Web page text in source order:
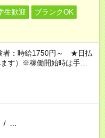
生歓迎
ブランクOK
者：時給1750円～ ★日払
す）※稼働開始時は手続き
/ …